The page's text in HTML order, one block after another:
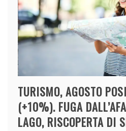
TURISMO, AGOSTO
(+10%). FUGA
LAGO, RISCOPERTA DI